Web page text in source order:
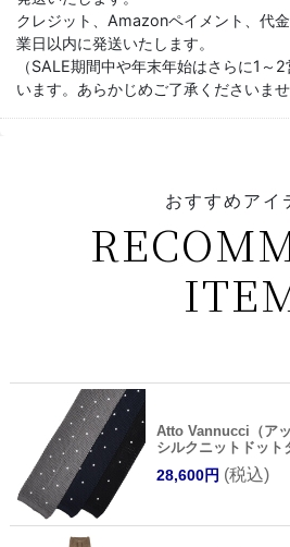
クレジット、Amazonペイメント、代
業日以内に発送いたします。
（SALE期間中や年末年始はさらに1～
います。あらかじめご了承くださいませ
おすすめアイ
Atto Vannucci（ア
シルクニットドット
28,600円 (税込)